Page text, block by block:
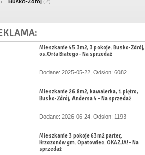
Mieszkanie 45.3m2, 3 pokoje. Busko-Zdrój,
os.Orła Białego - Na sprzedaż
Dodane: 2025-05-22, Odsłon: 6082
Mieszkanie 26.8m2, kawalerka, 1 piętro,
Busko-Zdrój, Andersa 4 - Na sprzedaż
Dodane: 2026-06-24, Odsłon: 1193
Mieszkanie 3 pokoje 63m2 parter,
Krzczonów gm. Opatowiec. OKAZJA! - Na
sprzedaż